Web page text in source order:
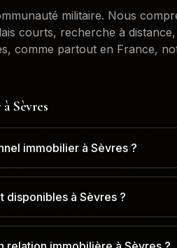
militaire. Nous
courts, recherche à
, comme partout en France,
à Sèvres
immobilier à Sèvres ?
disponibles à Sèvres ?